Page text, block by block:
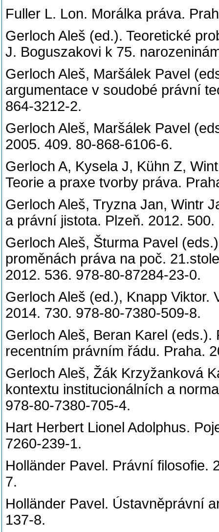
Fuller L. Lon. Morálka práva.
Gerloch Aleš (ed.). Teoretické
J. Boguszakovi k 75.
Gerloch Aleš, Maršálek Pavel
argumentace v soudobé právní
864-3212-2.
Gerloch Aleš, Maršálek Pavel
2005. 409. 80-868-6106-6.
Gerloch A, Kysela J, Kühn Z,
Teorie a praxe tvorby práva.
Gerloch Aleš, Tryzna Jan, Wintr
a právní jistota. Plzeň. 2012.
Gerloch Aleš, Šturma Pavel
proměnách práva na poč.
2012. 536. 978-80-87284-
Gerloch Aleš (ed.), Knapp
2014. 730. 978-80-7380-509-
Gerloch Aleš, Beran Karel
recentním právním řádu.
Gerloch Aleš, Žák Krzyžanková
kontextu institucionálních a
978-80-7380-705-4.
Hart Herbert Lionel Adolphus.
7260-239-1.
Holländer Pavel. Právní filosofie.
7.
Holländer Pavel. Ústavněprávní
137-8.